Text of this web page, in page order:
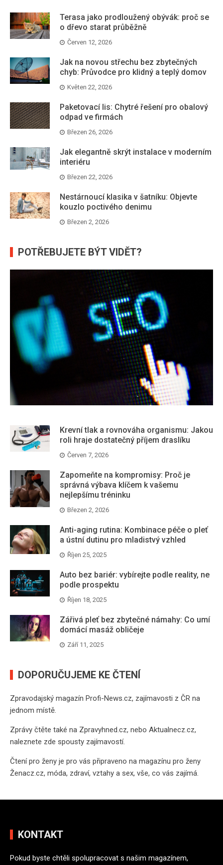
Terasa jako prodloužený obývák: proč se
o dřevo starat průběžně
Červen 12, 2026
Jak na novou střechu bez zbytečných
chyb: Průvodce pro klidný a teplý domov
Květen 22, 2026
Paketovací lis: Chytré řešení pro obalový
odpad ve firmách
Březen 26, 2026
Jak elegantně skrýt instalace v moderním
interiéru
Březen 22, 2026
Nestárnoucí klasika v šatníku: Objevte
kouzlo poctivého denimu
Březen 2, 2026
POTŘEBUJETE BÝT VIDĚT?
Krevní tlak a rovnováha organismu: Jakou
roli hraje dostatečný příjem draslíku
Červen 7, 2026
Zapomeňte na kompromisy: Proč je
správná výbava klíčem k vašemu
nejlepšímu tréninku
Březen 2, 2026
Anti-aging rutina: Kombinace péče o pleť
a ústní dutinu pro mladistvý vzhled
Říjen 25, 2025
Auto bez bariér: vybírejte podle reality, ne
podle prospektu
Říjen 18, 2025
Zářivá pleť bez zbytečné námahy: Co umí
domácí masáž obličeje
Září 11, 2025
DOPORUČUJEME KE ČTENÍ
Zpravodajský magazín Profi-News.cz, zajímavosti z ČR na
jednom místě.
Zprávy čtěte také na Zpravyhned.cz, nebo Aktualnecz.cz,
naleznete zde spousty zajímavostí.
Čtení pro ženy je pro vás připraveno na magazínu pro ženy
Ženacz.cz, móda, zdraví, vztahy a sex, vše, co vás zajímá.
KONTAKT
Pokud byste chtěli spolupracovat s našim magazínem,